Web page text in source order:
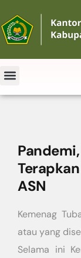
ASN
Kemenag
atau yang
Selama ini